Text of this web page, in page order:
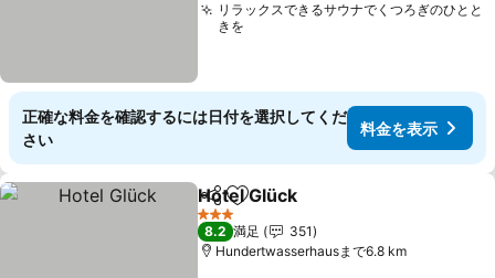
リラックスできるサウナでくつろぎのひとと
きを
正確な料金を確認するには日付を選択してくだ
さい
料金を表示
シェアお気に入りに追加
Hotel Glück
3 ホテルのランク
8.2 満足
351
Hundertwasserhausまで6.8 km